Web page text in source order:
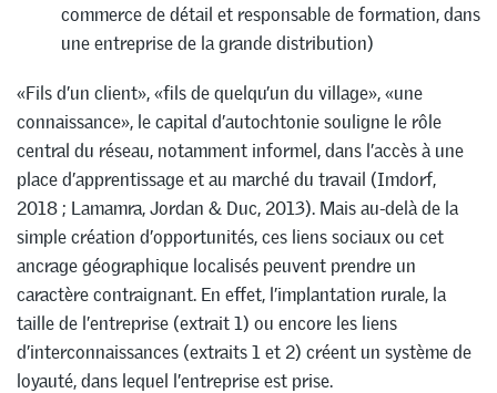
commerce de détail et responsable de formation, dans
une entreprise de la grande distribution)
«Fils d’un client», «fils de quelqu’un du village», «une
connaissance», le capital d’autochtonie souligne le rôle
central du réseau, notamment informel, dans l’accès à une
place d’apprentissage et au marché du travail (Imdorf,
2018 ; Lamamra, Jordan & Duc, 2013). Mais au-delà de la
simple création d’opportunités, ces liens sociaux ou cet
ancrage géographique localisés peuvent prendre un
caractère contraignant. En effet, l’implantation rurale, la
taille de l’entreprise (extrait 1) ou encore les liens
d’interconnaissances (extraits 1 et 2) créent un système de
loyauté, dans lequel l’entreprise est prise.